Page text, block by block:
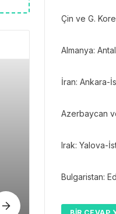
Çin ve G.
Almanya:
İran: Ankara-
Azerbaycan
Irak: Yalova-
Bulgaristan: